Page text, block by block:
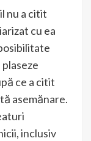
nu a citit
cu ea
ce a citit
asemănare.
inclusiv